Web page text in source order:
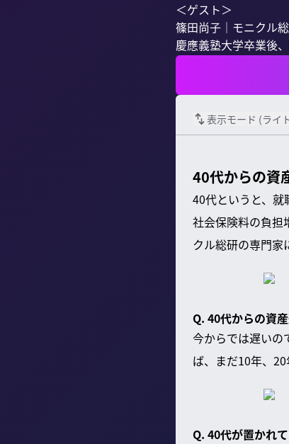
＜ゲスト＞
篠田尚子｜モニクル
慶應義塾大学卒業後
表示モード (ライ
40代からの資
40代というと、
社会保険料の負担
クル総研の専門家
Q. 40代からの資
今からでは遅いの
ば、まだ10年、
Q. 40代が置かれ